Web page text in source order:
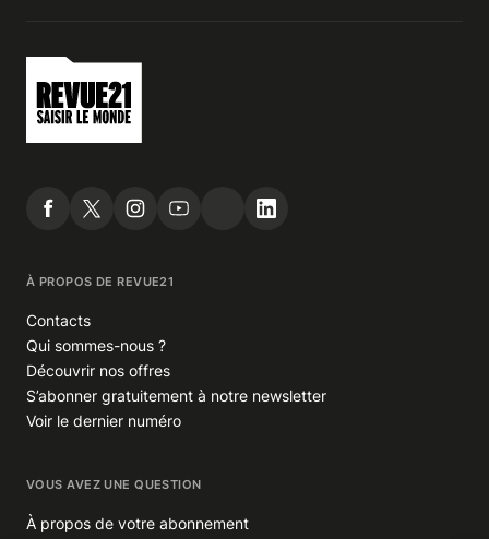
À PROPOS DE REVUE21
Contacts
Qui sommes-nous ?
Découvrir nos offres
S’abonner gratuitement à notre newsletter
Voir le dernier numéro
VOUS AVEZ UNE QUESTION
À propos de votre abonnement